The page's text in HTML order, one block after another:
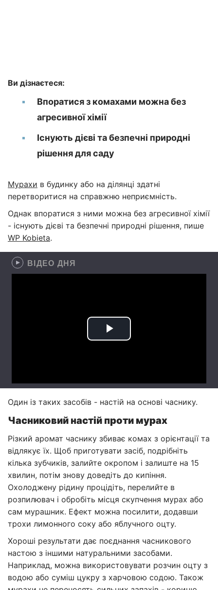
Ви дізнаєтеся:
Впоратися з комахами можна без
агресивної хімії
Існують дієві та безпечні природні
рішення для саду
Мурахи в будинку або на ділянці здатні
перетворитися на справжню неприємність.
Однак впоратися з ними можна без агресивної хімії
- існують дієві та безпечні природні рішення, пише
WP Kobieta.
ВІДЕО ДНЯ
Один із таких засобів - настій на основі часнику.
Часниковий настій проти мурах
Різкий аромат часнику збиває комах з орієнтації та
відлякує їх. Щоб приготувати засіб, подрібніть
кілька зубчиків, залийте окропом і залиште на 15
хвилин, потім знову доведіть до кипіння.
Охолоджену рідину процідіть, перелийте в
розпилювач і обробіть місця скупчення мурах або
сам мурашник. Ефект можна посилити, додавши
трохи лимонного соку або яблучного оцту.
Хороші результати дає поєднання часникового
настою з іншими натуральними засобами.
Наприклад, можна використовувати розчин оцту з
водою або суміш цукру з харчовою содою. Також